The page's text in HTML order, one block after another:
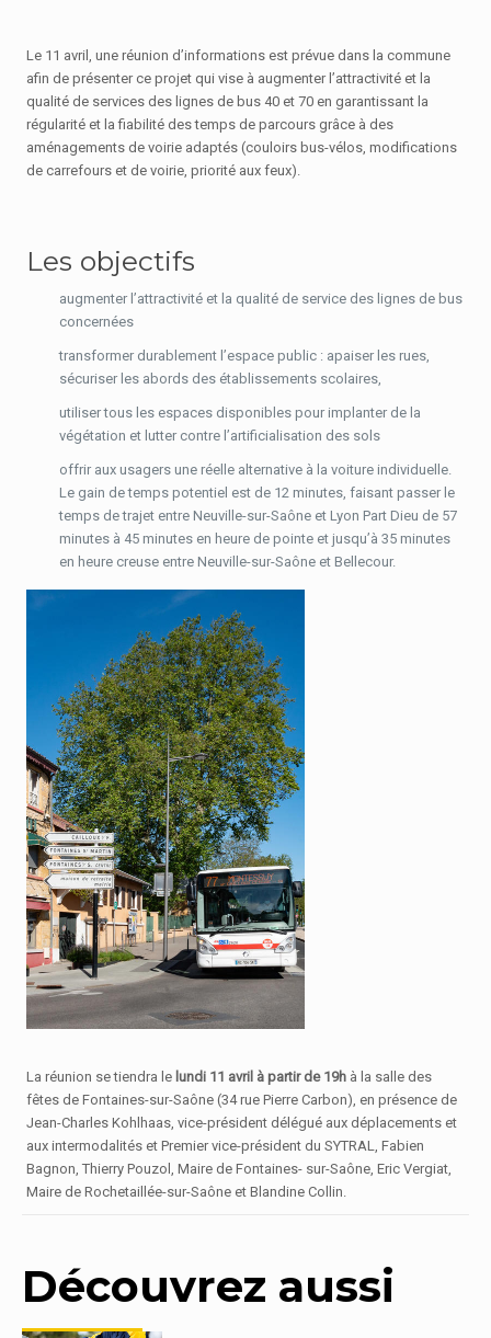
Le 11 avril, une réunion d’informations est prévue dans la commune
afin de présenter ce projet qui vise à augmenter l’attractivité et la
qualité de services des lignes de bus 40 et 70 en garantissant la
régularité et la fiabilité des temps de parcours grâce à des
aménagements de voirie adaptés (couloirs bus-vélos, modifications
de carrefours et de voirie, priorité aux feux).
Les objectifs
augmenter l’attractivité et la qualité de service des lignes de bus
concernées
transformer durablement l’espace public : apaiser les rues,
sécuriser les abords des établissements scolaires,
utiliser tous les espaces disponibles pour implanter de la
végétation et lutter contre l’artificialisation des sols
offrir aux usagers une réelle alternative à la voiture individuelle.
Le gain de temps potentiel est de 12 minutes, faisant passer le
temps de trajet entre Neuville-sur-Saône et Lyon Part Dieu de 57
minutes à 45 minutes en heure de pointe et jusqu’à 35 minutes
en heure creuse entre Neuville-sur-Saône et Bellecour.
La réunion se tiendra le lundi 11 avril à partir de 19h à la salle des
fêtes de Fontaines-sur-Saône (34 rue Pierre Carbon), en présence de
Jean-Charles Kohlhaas, vice-président délégué aux déplacements et
aux intermodalités et Premier vice-président du SYTRAL, Fabien
Bagnon, Thierry Pouzol, Maire de Fontaines- sur-Saône, Eric Vergiat,
Maire de Rochetaillée-sur-Saône et Blandine Collin.
Découvrez aussi